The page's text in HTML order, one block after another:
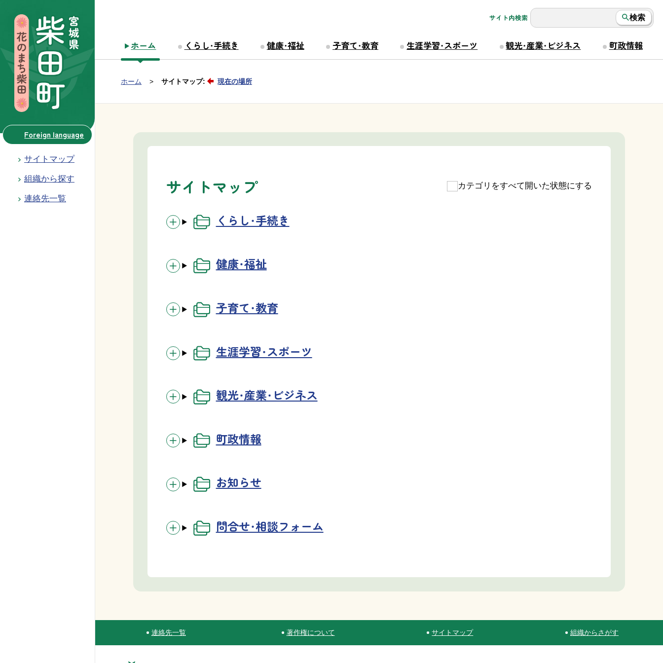
Foreign language
サイトマップ
組織から探す
連絡先一覧
サイト内検索 検索
Group NAV
ホーム くらし・手続き 健康・福祉 子育て・教育 生涯学習・スポーツ 観光・産業・ビジネス 町政情報
現在位置：
ホーム サイトマップ: 現在の場所
サイトマップ カテゴリをすべて開いた状態にする
くらし・手続き
健康・福祉
子育て・教育
生涯学習・スポーツ
観光・産業・ビジネス
町政情報
お知らせ
問合せ・相談フォーム
Site Navigation
連絡先一覧 著作権について サイトマップ 組織からさがす